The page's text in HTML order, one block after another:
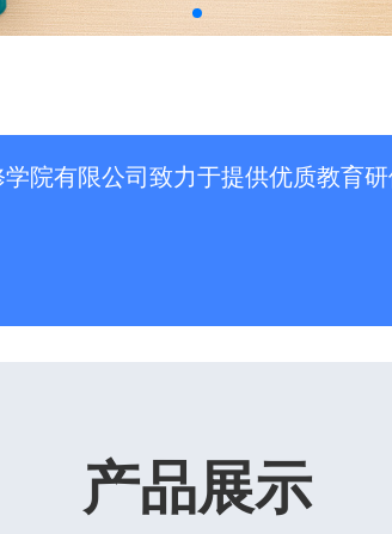
院有限公司致力于提供优质教育
产品展示